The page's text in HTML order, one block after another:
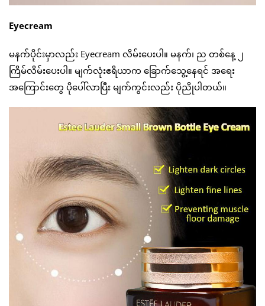
Eyecream
မနက်ပိုင်းမှာလည်း Eyecream လိမ်းပေးပါ။ မနက်၊ ည တစ်နေ့ ၂
ကြိမ်လိမ်းပေးပါ။ မျက်လုံးဧရိယာက ခြောက်သွေ့နေရင် အရေး
အကြောင်းတွေ ပိုပေါ်လာပြီး မျက်ကွင်းလည်း ပိုညိုပါတယ်။